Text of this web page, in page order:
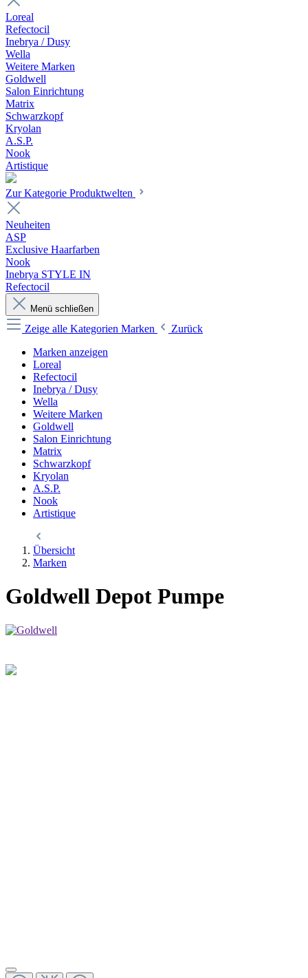
Loreal
Refectocil
Inebrya / Dusy
Wella
Weitere Marken
Goldwell
Salon Einrichtung
Matrix
Schwarzkopf
Kryolan
A.S.P.
Nook
Artistique
Zur Kategorie Produktwelten
Neuheiten
ASP
Exclusive Haarfarben
Nook
Inebrya STYLE IN
Refectocil
Menü schließen
Zeige alle Kategorien Marken
Zurück
Marken anzeigen
Loreal
Refectocil
Inebrya / Dusy
Wella
Weitere Marken
Goldwell
Salon Einrichtung
Matrix
Schwarzkopf
Kryolan
A.S.P.
Nook
Artistique
Übersicht
Marken
Goldwell Depot Pumpe